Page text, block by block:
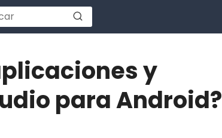
y
para Android?